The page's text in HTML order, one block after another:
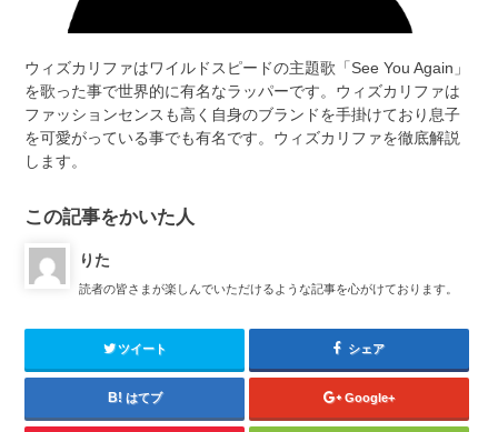
ウィズカリファはワイルドスピードの主題歌「See You Again」
を歌った事で世界的に有名なラッパーです。ウィズカリファは
ファッションセンスも高く自身のブランドを手掛けており息子
を可愛がっている事でも有名です。ウィズカリファを徹底解説
します。
この記事をかいた人
りた
読者の皆さまが楽しんでいただけるような記事を心がけております。
ツイート シェア
はてブ Google+